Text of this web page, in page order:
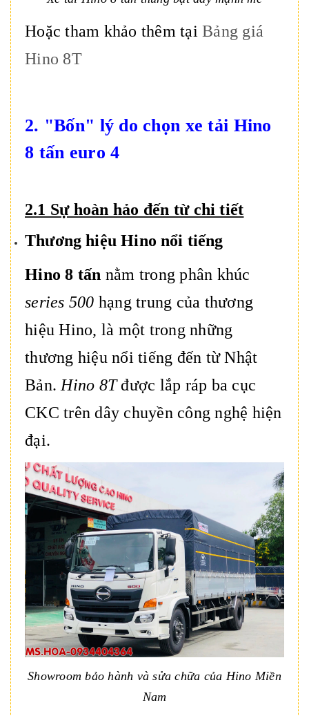
Hoặc tham khảo thêm tại Bảng giá
Hino 8T
2. "Bốn" lý do chọn xe tải Hino
8 tấn euro 4
2.1 Sự hoàn hảo đến từ chi tiết
Thương hiệu Hino nổi tiếng
Hino 8 tấn nằm trong phân khúc
series 500 hạng trung của thương
hiệu Hino, là một trong những
thương hiệu nổi tiếng đến từ Nhật
Bản. Hino 8Tđược lắp ráp ba cục
CKC trên dây chuyền công nghệ hiện
đại.
Showroom bảo hành và sửa chữa của Hino Miền
Nam